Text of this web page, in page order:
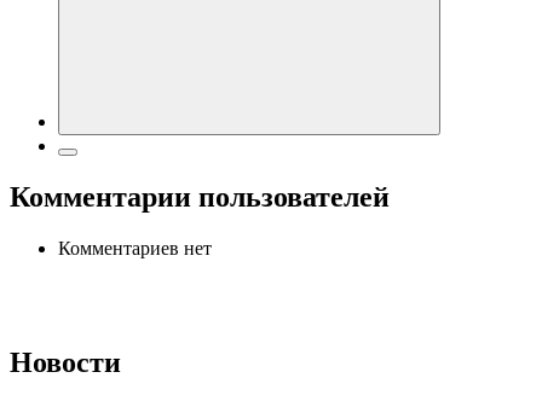
Комментарии пользователей
Комментариев нет
Новости